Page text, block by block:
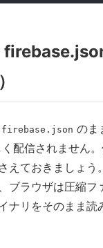
firebase.json のま
配信されません
えておきましょう
ブラウザは圧縮フ
ナリをそのまま読